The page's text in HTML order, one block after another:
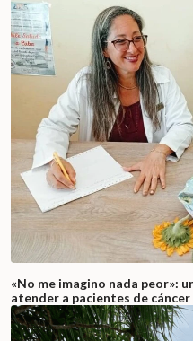
«No me imagino nada peor»:
atender a pacientes de